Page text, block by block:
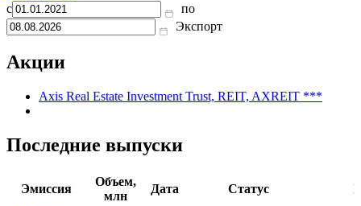
с
по
Экспорт
Акции
Axis Real Estate Investment Trust, REIT, AXREIT ***
Последние выпуски
Эмиссия
Объем,
млн
Дата Статус